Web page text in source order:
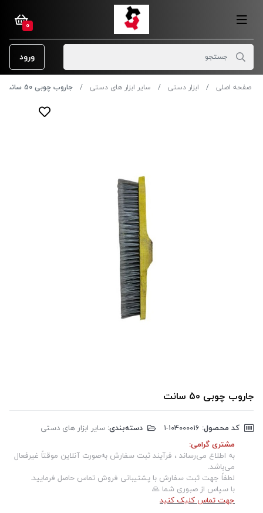
0
ورود
صفحه اصلی ابزار دستی سایر ابزار های دستی جاروب چوبی 50 سانت
جاروب چوبی 50 سانت
کد محصول: دسته‌بندی: سایر ابزار های دستی
مشتری گرامی:
به اطلاع می‌رساند ، فرآیند ثبت سفارش به‌صورت آنلاین موقتاً غیرفعال
می‌باشد.
لطفاً جهت ثبت سفارش با پشتیبانی فروش تماس حاصل فرمایید.
با سپاس از صبوری شما 🙏
جهت تماس کلیک کنید